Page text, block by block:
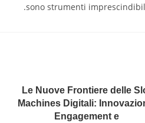
sono strumenti
Le Nuove Frontiere delle
Machines Digitali:
Engagement e